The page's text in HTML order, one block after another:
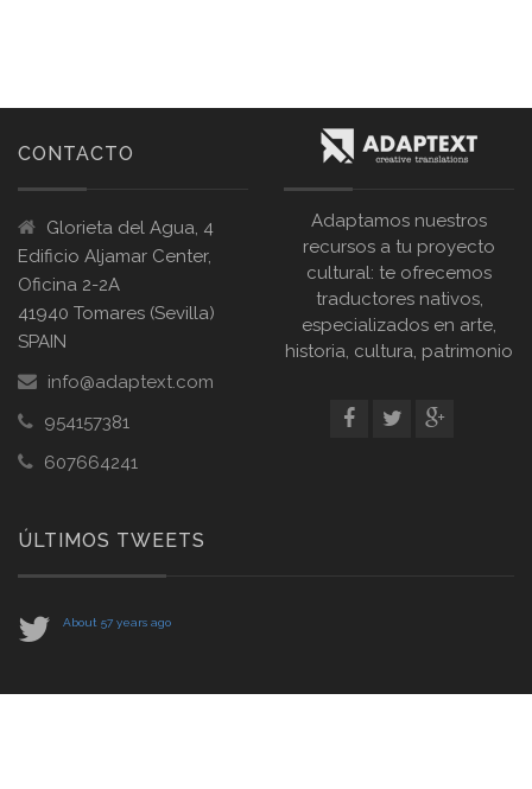
CONTACTO
Glorieta del Agua, 4
Edificio Aljamar Center,
Oficina 2-2A
41940 Tomares (Sevilla)
SPAIN
info@adaptext.com
954157381
607664241
Adaptamos nuestros
recursos a tu proyecto
cultural: te ofrecemos
traductores nativos,
especializados en arte,
historia, cultura, patrimonio
ÚLTIMOS TWEETS
About 57 years ago